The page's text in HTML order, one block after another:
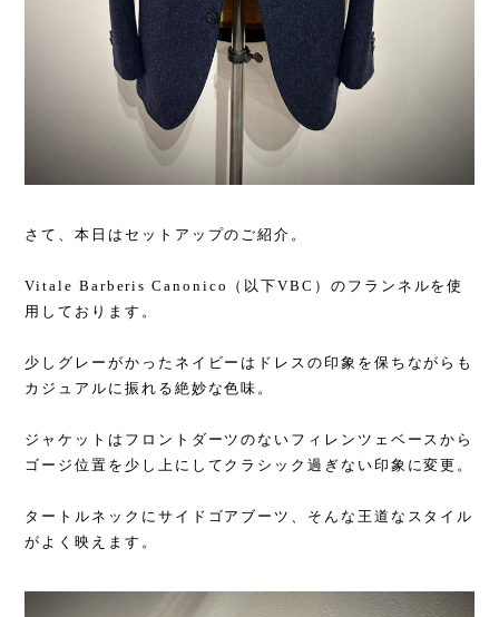
さて、本日はセットアップのご紹介。
Vitale Barberis Canonico（以下VBC）のフランネルを使
用しております。
少しグレーがかったネイビーはドレスの印象を保ちながらも
カジュアルに振れる絶妙な色味。
ジャケットはフロントダーツのないフィレンツェベースから
ゴージ位置を少し上にしてクラシック過ぎない印象に変更。
タートルネックにサイドゴアブーツ、そんな王道なスタイル
がよく映えます。